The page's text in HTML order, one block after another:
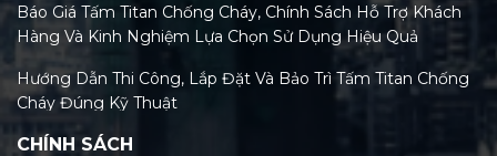
Báo Giá Tấm Titan Chống Cháy, Chính Sách Hỗ Trợ Khách
Hàng Và Kinh Nghiệm Lựa Chọn Sử Dụng Hiệu Quả
Hướng Dẫn Thi Công, Lắp Đặt Và Bảo Trì Tấm Titan Chống
Cháy Đúng Kỹ Thuật
Tiêu Chuẩn Tấm Titan Chống Cháy Và Xu Hướng Kiểm
CHÍNH SÁCH